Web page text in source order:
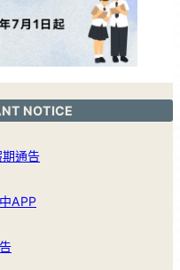
NOTICE
通告
APP